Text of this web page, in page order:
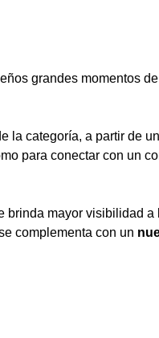
grandes momentos
la categoría, a partir de
para conectar con un
brinda mayor visibilidad a
complementa con un